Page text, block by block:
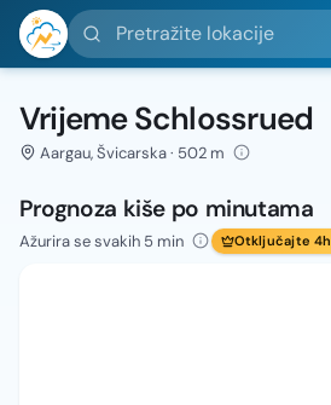
Pretražite lokacije
Vrijeme Schlossrued
Aargau, Švicarska · 502 m
Prognoza kiše po minutama
Ažurira se svakih 5 min Otključajte 4h